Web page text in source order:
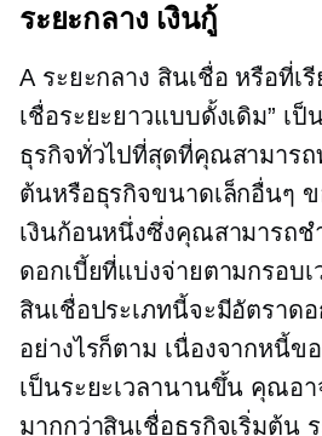
ระยะกลาง เงินกู้
A ระยะกลาง สินเชื่อ หรือที่เ
เชื่อระยะยาวแบบดั้งเดิม” เ
ธุรกิจทั่วไปที่สุดที่คุณสามารถ
ต้นหรือธุรกิจขนาดเล็กอื่นๆ
เงินก้อนหนึ่งซึ่งคุณสามารถช
ดอกเบี้ยที่แบ่งจ่ายตามกรอบ
สินเชื่อประเภทนี้จะมีอัตราด
อย่างไรก็ตาม เนื่องจากหนี้ข
เป็นระยะเวลานานขึ้น คุณอา
มากกว่าสินเชื่อธุรกิจเริ่มต้น